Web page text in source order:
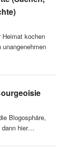
Heimat kochen
Blogosphäre,
dann hier…